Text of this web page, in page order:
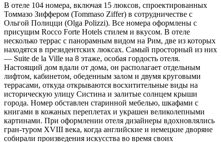
В отеле 104 номера, включая 15 люксов, спроектированных
Томмазо Зиффером (Tommaso Ziffer) в сотрудничестве с
Ольгой Полицци (Olga Polizzi). Все номера оформлены с
присущим Rocco Forte Hotels стилем и вкусом. В отеле
несколько террас с панорамным видом на Рим, две из которых
находятся в президентских люксах. Самый просторный из них
— Suite de la Ville на 8 этаже, особая гордость отеля.
Настоящий дом вдали от дома, он располагает отдельным
лифтом, кабинетом, обеденным залом и двумя круговыми
террасами, откуда открываются восхитительные виды на
историческую улицу Систина и залитые солнцем крыши
города. Номер обставлен старинной мебелью, шкафами с
книгами в кожаных переплетах и украшен великолепными
картинами. При оформлении отеля дизайнеры вдохновлялись
гран-туром XVIII века, когда английские и немецкие дворяне
собирали произведения искусства во время своих